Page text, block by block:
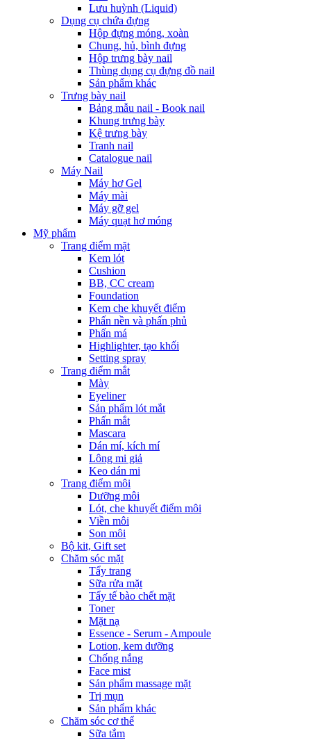
Lưu huỳnh (Liquid)
Dụng cụ chứa đựng
Hộp đựng móng, xoàn
Chung, hủ, bình đựng
Hộp trưng bày nail
Thùng dụng cụ đựng đồ nail
Sản phẩm khác
Trưng bày nail
Bảng mẫu nail - Book nail
Khung trưng bày
Kệ trưng bày
Tranh nail
Catalogue nail
Máy Nail
Máy hơ Gel
Máy mài
Máy gỡ gel
Máy quạt hơ móng
Mỹ phẩm
Trang điểm mặt
Kem lót
Cushion
BB, CC cream
Foundation
Kem che khuyết điểm
Phấn nền và phấn phủ
Phấn má
Highlighter, tạo khối
Setting spray
Trang điểm mắt
Mày
Eyeliner
Sản phẩm lót mắt
Phấn mắt
Mascara
Dán mí, kích mí
Lông mi giả
Keo dán mi
Trang điểm môi
Dưỡng môi
Lót, che khuyết điểm môi
Viền môi
Son môi
Bộ kit, Gift set
Chăm sóc mặt
Tẩy trang
Sữa rửa mặt
Tẩy tế bào chết mặt
Toner
Mặt nạ
Essence - Serum - Ampoule
Lotion, kem dưỡng
Chống nắng
Face mist
Sản phẩm massage mặt
Trị mụn
Sản phẩm khác
Chăm sóc cơ thể
Sữa tắm